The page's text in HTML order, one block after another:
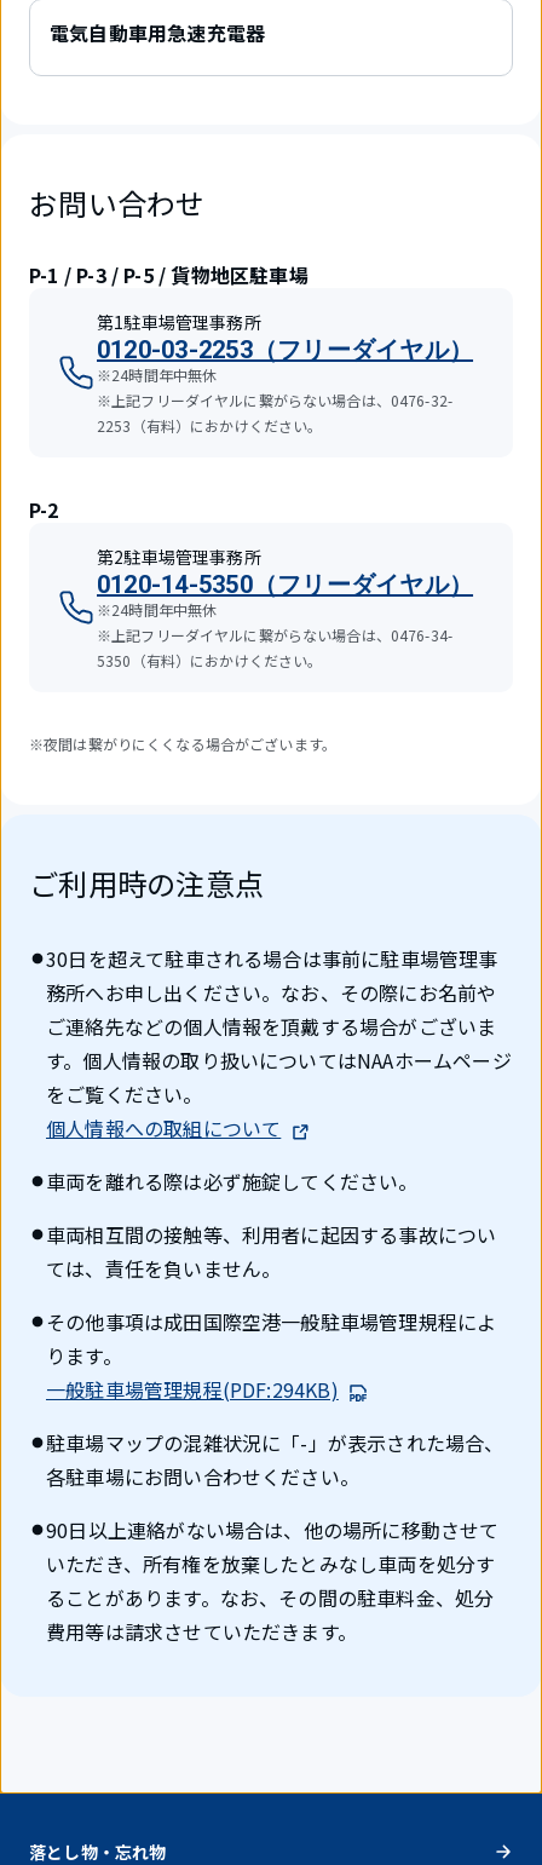
電気自動車用急速充電器
お問い合わせ
P-1 / P-3 / P-5 / 貨物地区駐車場
第1駐車場管理事務所
0120-03-2253（フリーダイヤル）
※24時間年中無休
※上記フリーダイヤルに繋がらない場合は、0476-32-
2253（有料）におかけください。
P-2
第2駐車場管理事務所
0120-14-5350（フリーダイヤル）
※24時間年中無休
※上記フリーダイヤルに繋がらない場合は、0476-34-
5350（有料）におかけください。
※夜間は繋がりにくくなる場合がございます。
ご利用時の注意点
30日を超えて駐車される場合は事前に駐車場管理事
務所へお申し出ください。なお、その際にお名前や
ご連絡先などの個人情報を頂戴する場合がございま
す。個人情報の取り扱いについてはNAAホームページ
をご覧ください。
個人情報への取組について
車両を離れる際は必ず施錠してください。
車両相互間の接触等、利用者に起因する事故につい
ては、責任を負いません。
その他事項は成田国際空港一般駐車場管理規程によ
ります。
一般駐車場管理規程(PDF:294KB)
駐車場マップの混雑状況に「-」が表示された場合、
各駐車場にお問い合わせください。
90日以上連絡がない場合は、他の場所に移動させて
いただき、所有権を放棄したとみなし車両を処分す
ることがあります。なお、その間の駐車料金、処分
費用等は請求させていただきます。
落とし物・忘れ物